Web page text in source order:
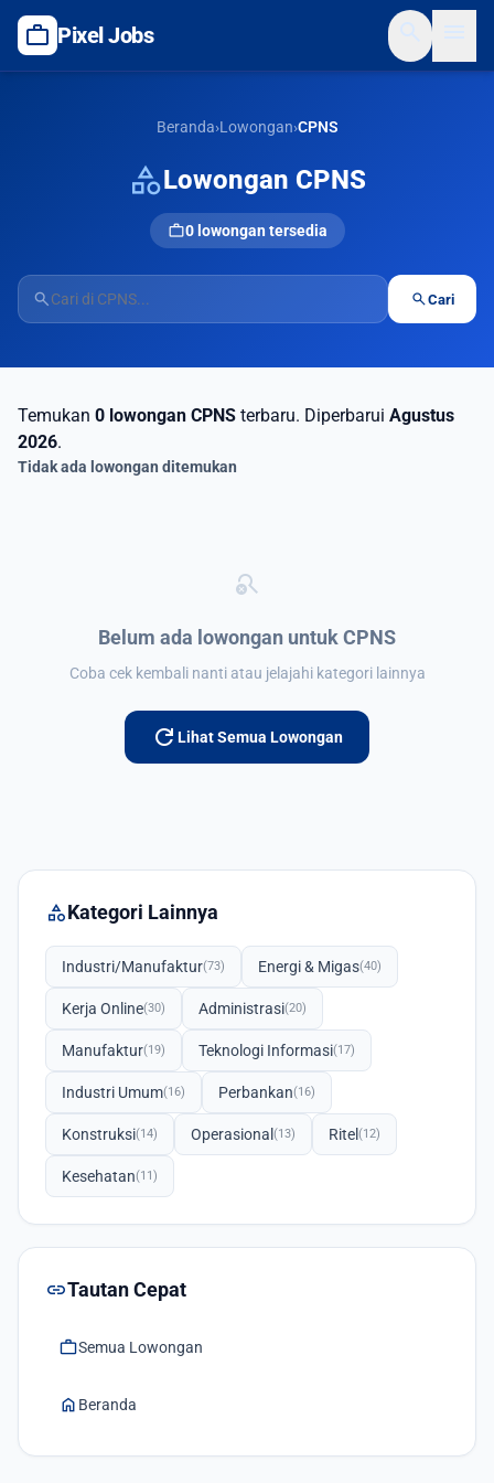
work Pixel Jobs
Beranda›Lowongan›CPNS
categoryLowongan CPNS
work0 lowongan tersedia
search searchCari
Temukan 0 lowongan CPNS terbaru. Diperbarui Agustus
2026.
Tidak ada lowongan ditemukan
search_off
Belum ada lowongan untuk CPNS
Coba cek kembali nanti atau jelajahi kategori lainnya
refresh Lihat Semua Lowongan
categoryKategori Lainnya
Industri/Manufaktur(73) Energi & Migas(40)
Kerja Online(30) Administrasi(20)
Manufaktur(19) Teknologi Informasi(17)
Industri Umum(16) Perbankan(16)
Konstruksi(14) Operasional (13) Ritel (12)
Kesehatan(11)
linkTautan Cepat
workSemua Lowongan
home Beranda